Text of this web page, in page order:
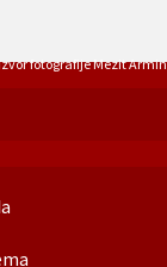
fotografije Mezit Armin